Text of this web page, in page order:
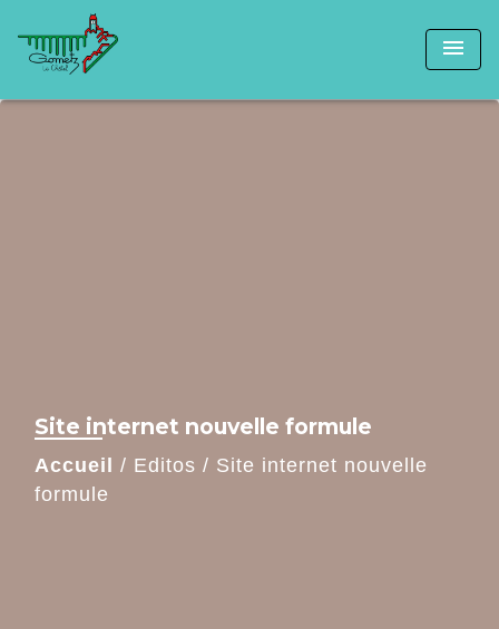
menu
Site internet nouvelle formule
Accueil / Editos / Site internet nouvelle
formule